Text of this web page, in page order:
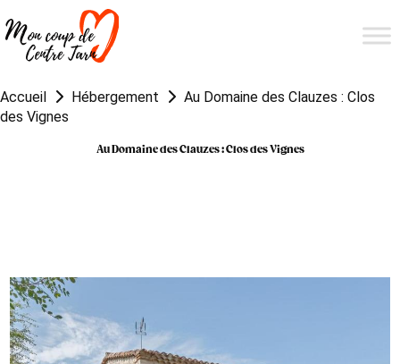
Accueil Hébergement
Au Domaine des Clauzes : Clos
des Vignes
Au Domaine des Clauzes : Clos des Vignes